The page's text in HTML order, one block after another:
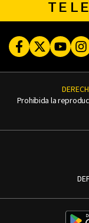
FacebookTwitter
Prohibida la